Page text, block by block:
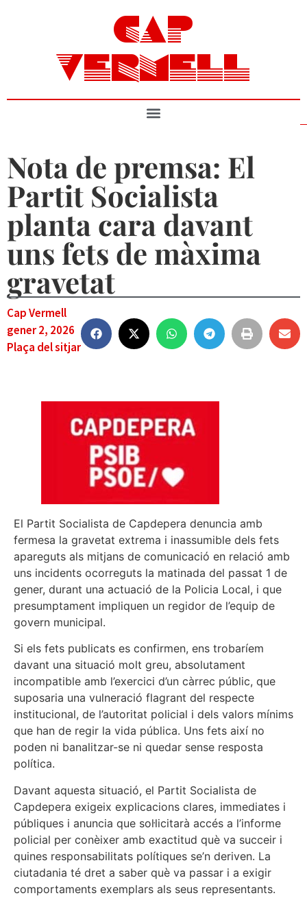
CAP
VERMELL
Nota de premsa: El
Partit Socialista
planta cara davant
uns fets de màxima
gravetat
Cap Vermell
gener 2, 2026
Plaça del sitjar
El Partit Socialista de Capdepera denuncia amb
fermesa la gravetat extrema i inassumible dels fets
apareguts als mitjans de comunicació en relació amb
uns incidents ocorreguts la matinada del passat 1 de
gener, durant una actuació de la Policia Local, i que
presumptament impliquen un regidor de l’equip de
govern municipal.
Si els fets publicats es confirmen, ens trobaríem
davant una situació molt greu, absolutament
incompatible amb l’exercici d’un càrrec públic, que
suposaria una vulneració flagrant del respecte
institucional, de l’autoritat policial i dels valors mínims
que han de regir la vida pública. Uns fets així no
poden ni banalitzar-se ni quedar sense resposta
política.
Davant aquesta situació, el Partit Socialista de
Capdepera exigeix explicacions clares, immediates i
públiques i anuncia que sol·licitarà accés a l’informe
policial per conèixer amb exactitud què va succeir i
quines responsabilitats polítiques se’n deriven. La
ciutadania té dret a saber què va passar i a exigir
comportaments exemplars als seus representants.